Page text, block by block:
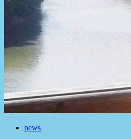
news